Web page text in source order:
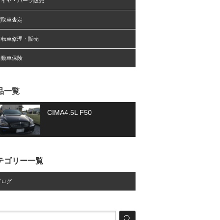
取車査定
転車修理・販売
動車保険
一覧
CIMA4.5L F50
ゴリー一覧
ログ